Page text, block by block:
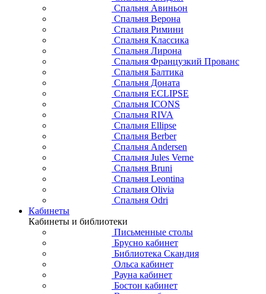
Спальня Авиньон
Спальня Верона
Спальня Римини
Спальня Классика
Спальня Лирона
Спальня Французкий Прованс
Спальня Балтика
Спальня Доната
Спальня ECLIPSE
Спальня ICONS
Спальня RIVA
Спальня Ellipse
Спальня Berber
Спальня Andersen
Спальня Jules Verne
Спальня Bruni
Спальня Leontina
Спальня Olivia
Спальня Odri
Кабинеты
Кабинеты и библиотеки
Письменные столы
Брусно кабинет
Библиотека Скандия
Ольса кабинет
Рауна кабинет
Бостон кабинет